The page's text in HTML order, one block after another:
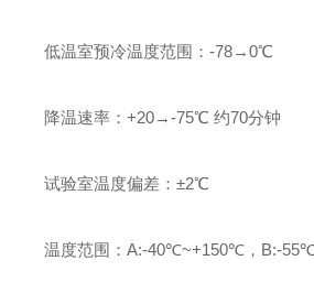
低温室预冷温度范围：-78→0℃
降温速率：+20→-75℃ 约70分钟
试验室温度偏差：±2℃
温度范围：A:-40℃~+150℃，B:-